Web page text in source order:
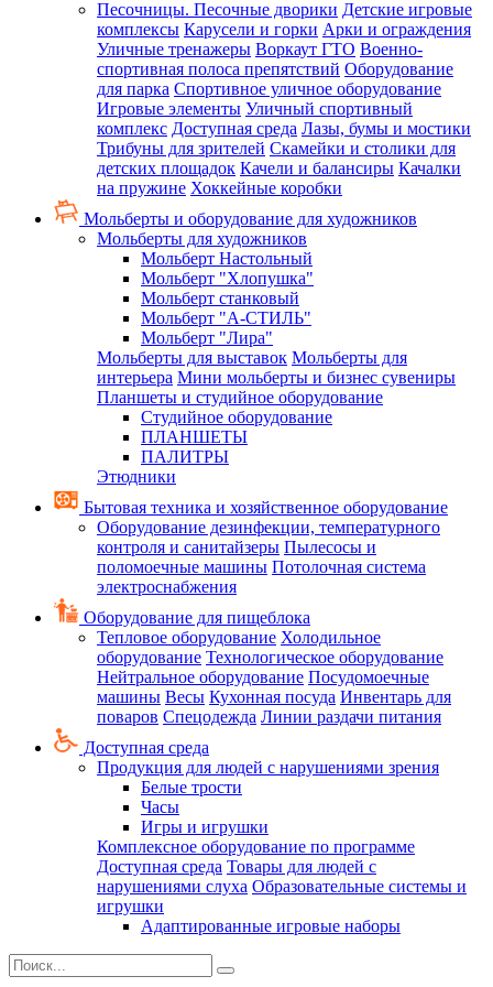
Песочницы. Песочные дворики Детские игровые
комплексы Карусели и горки Арки и ограждения
Уличные тренажеры Воркаут ГТО Военно-
спортивная полоса препятствий Оборудование
для парка Спортивное уличное оборудование
Игровые элементы Уличный спортивный
комплекс Доступная среда Лазы, бумы и мостики
Трибуны для зрителей Скамейки и столики для
детских площадок Качели и балансиры Качалки
на пружине Хоккейные коробки
Мольберты и оборудование для художников
Мольберты для художников
Мольберт Настольный
Мольберт "Хлопушка"
Мольберт станковый
Мольберт "А-СТИЛЬ"
Мольберт "Лира"
Мольберты для выставок Мольберты для
интерьера Мини мольберты и бизнес сувениры
Планшеты и студийное оборудование
Студийное оборудование
ПЛАНШЕТЫ
ПАЛИТРЫ
Этюдники
Бытовая техника и хозяйственное оборудование
Оборудование дезинфекции, температурного
контроля и санитайзеры Пылесосы и
поломоечные машины Потолочная система
электроснабжения
Оборудование для пищеблока
Тепловое оборудование Холодильное
оборудование Технологическое оборудование
Нейтральное оборудование Посудомоечные
машины Весы Кухонная посуда Инвентарь для
поваров Спецодежда Линии раздачи питания
Доступная среда
Продукция для людей с нарушениями зрения
Белые трости
Часы
Игры и игрушки
Комплексное оборудование по программе
Доступная среда Товары для людей с
нарушениями слуха Образовательные системы и
игрушки
Адаптированные игровые наборы